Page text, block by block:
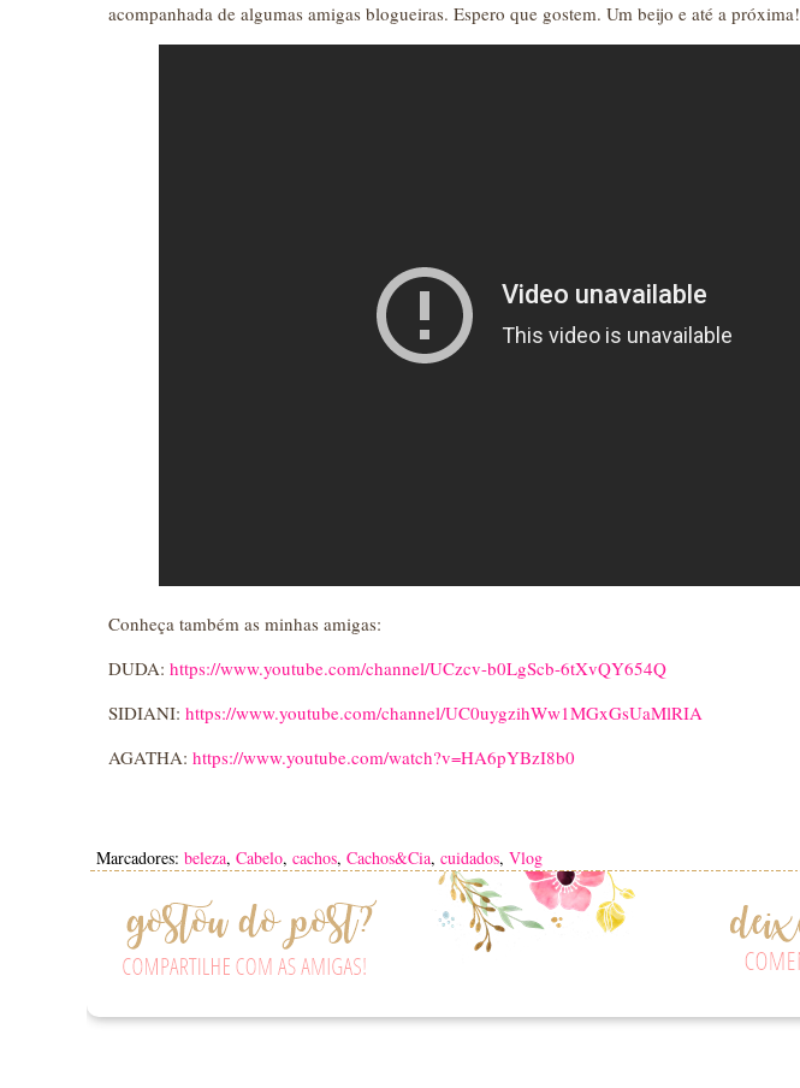
acompanhada de algumas amigas blogueiras. Espero que gostem. Um beijo e até a próxima!
Conheça também as minhas amigas:
DUDA: https://www.youtube.com/channel/UCzcv-b0LgScb-6tXvQY654Q
SIDIANI: https://www.youtube.com/channel/UC0uygzihWw1MGxGsUaMlRIA
AGATHA: https://www.youtube.com/watch?v=HA6pYBzI8b0
Marcadores: beleza, Cabelo, cachos, Cachos&Cia, cuidados, Vlog